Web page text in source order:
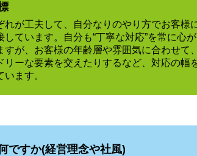
れが工夫して、自分なりのやり方でお客様
しています。自分も“丁寧な対応”を常に心
すが、お客様の年齢層や雰囲気に合わせて
リーな要素を交えたりするなど、対応の幅
ます。
ですか(経営理念や社風)